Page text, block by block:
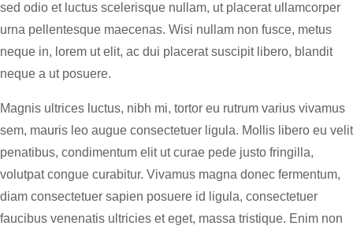
sed odio et luctus scelerisque nullam, ut placerat ullamcorper
urna pellentesque maecenas. Wisi nullam non fusce, metus
neque in, lorem ut elit, ac dui placerat suscipit libero, blandit
neque a ut posuere.
Magnis ultrices luctus, nibh mi, tortor eu rutrum varius vivamus
sem, mauris leo augue consectetuer ligula. Mollis libero eu velit
penatibus, condimentum elit ut curae pede justo fringilla,
volutpat congue curabitur. Vivamus magna donec fermentum,
diam consectetuer sapien posuere id ligula, consectetuer
faucibus venenatis ultricies et eget, massa tristique. Enim non